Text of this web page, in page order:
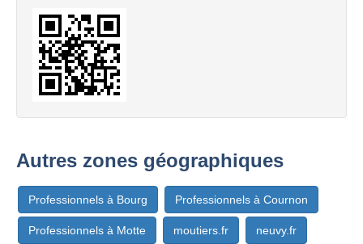
Autres zones géographiques
Professionnels à Bourg Professionnels à Cournon
Professionnels à Motte moutiers.fr neuvy.fr